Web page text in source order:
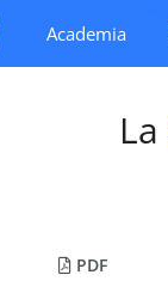
Academia
La
PDF